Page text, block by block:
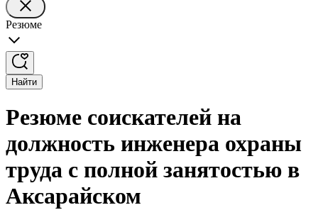
Резюме
Найти
Резюме соискателей на
должность инженера охраны
труда с полной занятостью в
Аксарайском